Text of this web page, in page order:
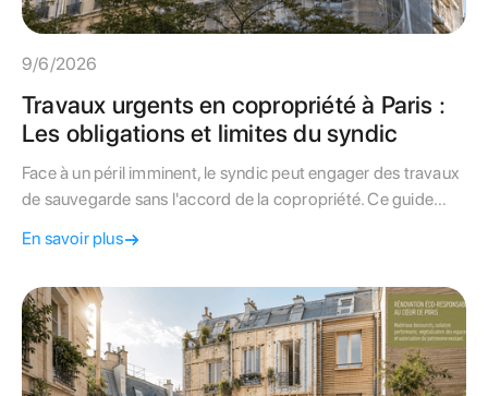
9/6/2026
Travaux urgents en copropriété à Paris :
Les obligations et limites du syndic
Face à un péril imminent, le syndic peut engager des travaux
de sauvegarde sans l'accord de la copropriété. Ce guide
En savoir plus